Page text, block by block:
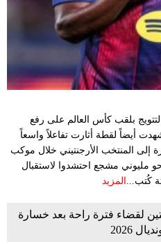
بلقب كأس العالم على رفع
أيضاً لقطة أثارت تفاعلاً واسعاً
إلى المنتخب الأرجنتيني خلال موكب
مليوني مشجع احتشدوا لاستقبال
كُتب... المزيد
لقضاء فترة راحة بعد خسارة
2026